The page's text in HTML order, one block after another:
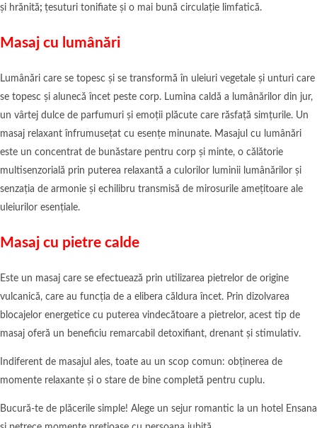
și hrănită; țesuturi tonifiate și o mai bună circulație limfatică.
Masaj cu lumânări
Lumânări care se topesc și se transformă în uleiuri vegetale și unturi care
se topesc și alunecă încet peste corp. Lumina caldă a lumânărilor din jur,
un vârtej dulce de parfumuri și emoții plăcute care răsfață simțurile. Un
masaj relaxant înfrumusețat cu esențe minunate. Masajul cu lumânări
este un concentrat de bunăstare pentru corp și minte, o călătorie
multisenzorială prin puterea relaxantă a culorilor luminii lumânărilor și
senzația de armonie și echilibru transmisă de mirosurile amețitoare ale
uleiurilor esențiale.
Masaj cu pietre calde
Este un masaj care se efectuează prin utilizarea pietrelor de origine
vulcanică, care au funcția de a elibera căldura încet. Prin dizolvarea
blocajelor energetice cu puterea vindecătoare a pietrelor, acest tip de
masaj oferă un beneficiu remarcabil detoxifiant, drenant și stimulativ.
Indiferent de masajul ales, toate au un scop comun: obținerea de
momente relaxante și o stare de bine completă pentru cuplu.
Bucură-te de plăcerile simple! Alege un sejur romantic la un hotel Ensana